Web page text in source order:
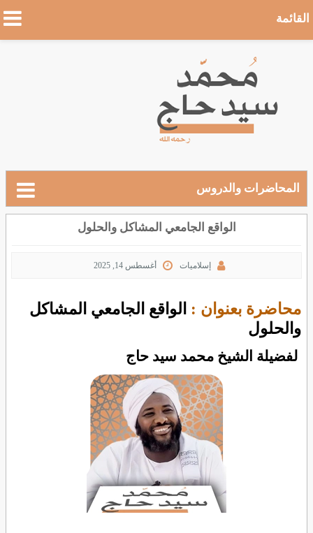
القائمة
المحاضرات والدروس
الواقع الجامعي المشاكل والحلول
إسلاميات أغسطس 14, 2025
محاضرة بعنوان : الواقع الجامعي المشاكل
والحلول
لفضيلة الشيخ محمد سيد حاج